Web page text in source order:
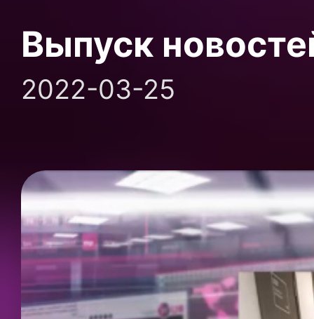
Выпуск
2022-03-25